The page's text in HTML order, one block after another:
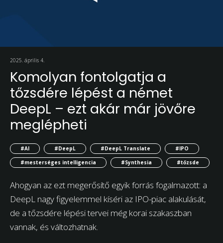
2025. április 4.
Komolyan fontolgatja a
tőzsdére lépést a német
DeepL – ezt akár már jövőre
meglépheti
#AI #DeepL #DeepL Translate
#IPO
#mesterséges intelligencia
#Synthesia #tőzsde
Ahogyan az ezt megerősítő egyik forrás fogalmazott: a
DeepL nagy figyelemmel kíséri az IPO-piac alakulását,
de a tőzsdére lépési tervei még korai szakaszban
vannak, és változhatnak.